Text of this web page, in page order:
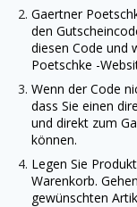
Gaertner
den
diesen Code und
Poetschke -
Wenn der Code
dass Sie einen
und direkt zum
können.
Legen Sie
Warenkorb.
gewünschten